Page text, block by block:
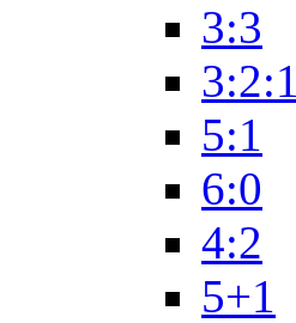
3:3
3:2:1
5:1
6:0
4:2
5+1